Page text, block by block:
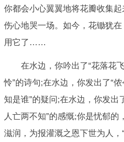
你都会小心翼翼地将花瓣收集
伤心地哭一场。如今，花锄犹
用它了……
在水边，你吟出了“花落花
怜”的诗句;在水边，你发出了“
知是谁”的疑问;在水边，你发出
人亡两不知”的感慨;你是忧郁
滋润，为报灌溉之恩下世为人